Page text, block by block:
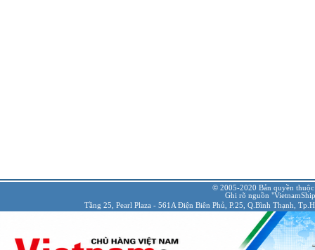
© 2005-2020 Bản quyền
Ghi rõ nguồn
Tầng 25, Pearl Plaza - 561A Điện Biên Phủ, P.25, Q.Bình Thạnh,